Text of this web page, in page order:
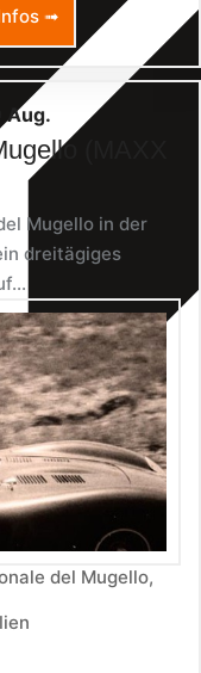
➟
Aug.
(MAXX
Mugello in der
dreitägiges
del Mugello,